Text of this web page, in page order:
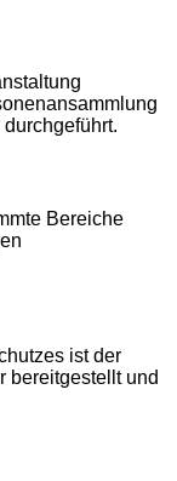
Bereiche
ist der
bereitgestellt und